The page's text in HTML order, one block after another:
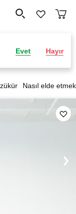
Evet Hayır
Nasıl elde etmek